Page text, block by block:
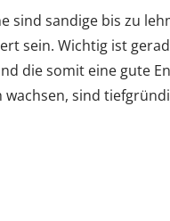
sind sandige bis zu
sein. Wichtig ist
die somit eine gute
sind